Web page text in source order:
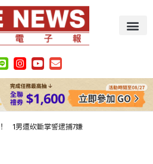
1男遭砍斷掌警逮捕7嫌